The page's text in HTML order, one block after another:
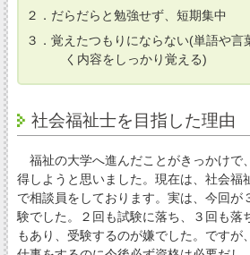
２．だらだらと勉強せず、短期集中
３．覚えたつもりにならない(単語や言
く内容をしっかり覚える)
社会福祉士を目指した理由
福祉の大学へ進んだことがきっかけで
得しようと思いました。現在は、社会福
で相談員をしております。実は、今回が
験でした。２回も試験に落ち、３回も落
もあり、受験するのが嫌でした。ですが